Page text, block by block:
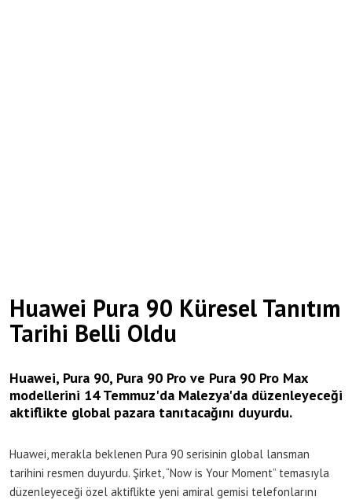
Huawei Pura 90 Küresel Tanıtım
Tarihi Belli Oldu
Huawei, Pura 90, Pura 90 Pro ve Pura 90 Pro Max
modellerini 14 Temmuz'da Malezya'da düzenleyeceği
aktiflikte global pazara tanıtacağını duyurdu.
Huawei, merakla beklenen Pura 90 serisinin global lansman
tarihini resmen duyurdu. Şirket, “Now is Your Moment” temasıyla
düzenleyeceği özel aktiflikte yeni amiral gemisi telefonlarını